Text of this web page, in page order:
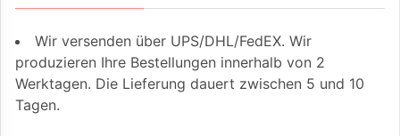
Wir versenden über UPS/DHL/FedEX. Wir
produzieren Ihre Bestellungen innerhalb von 2
Werktagen. Die Lieferung dauert zwischen 5 und 10
Tagen.